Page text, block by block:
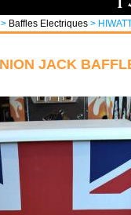
> Baffles Electriques >
JACK